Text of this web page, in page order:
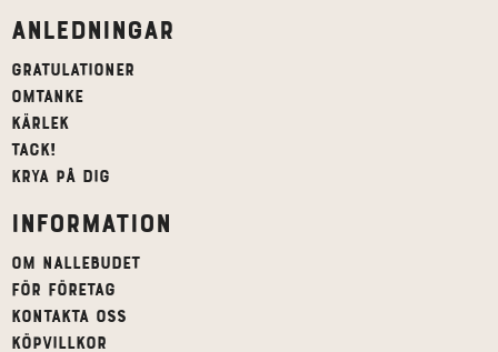
Anledningar
Gratulationer
Omtanke
Kärlek
Tack!
Krya på dig
Information
Om Nallebudet
För företag
Kontakta oss
Köpvillkor